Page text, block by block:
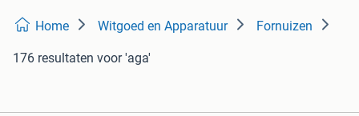
Home Witgoed en Apparatuur Fornuizen
176 resultaten voor 'aga'